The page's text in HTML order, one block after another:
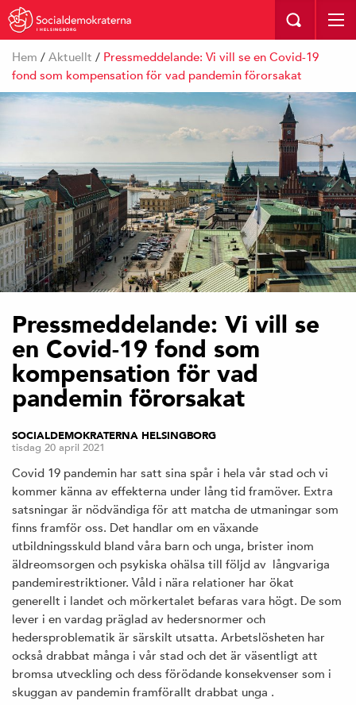
I HELSINGBORG
Hem / Aktuellt / Pressmeddelande: Vi vill se en Covid-19
fond som kompensation för vad pandemin förorsakat
Pressmeddelande: Vi vill se
en Covid-19 fond som
kompensation för vad
pandemin förorsakat
SOCIALDEMOKRATERNA HELSINGBORG
tisdag 20 april 2021
Covid 19 pandemin har satt sina spår i hela vår stad och vi
kommer känna av effekterna under lång tid framöver. Extra
satsningar är nödvändiga för att matcha de utmaningar som
finns framför oss. Det handlar om en växande
utbildningsskuld bland våra barn och unga, brister inom
äldreomsorgen och psykiska ohälsa till följd av långvariga
pandemirestriktioner. Våld i nära relationer har ökat
generellt i landet och mörkertalet befaras vara högt. De som
lever i en vardag präglad av hedersnormer och
hedersproblematik är särskilt utsatta. Arbetslösheten har
också drabbat många i vår stad och det är väsentligt att
bromsa utveckling och dess förödande konsekvenser som i
skuggan av pandemin framförallt drabbat unga .